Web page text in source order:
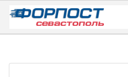
Skip
content